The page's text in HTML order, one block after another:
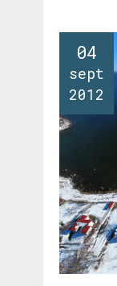
04
sept
2012